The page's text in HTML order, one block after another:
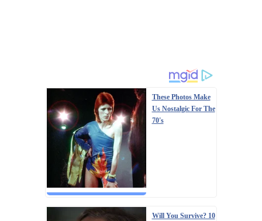
These Photos Make
Us Nostalgic For The
70's
Will You Survive? 10